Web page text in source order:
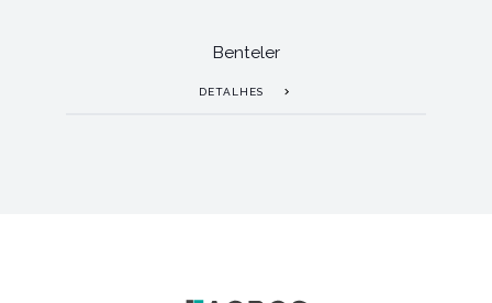
Benteler
DETALHES